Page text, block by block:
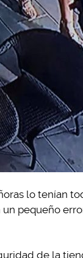
lo tenían
pequeño
de la